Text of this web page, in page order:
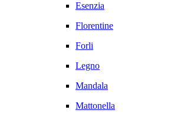
Esenzia
Florentine
Forli
Legno
Mandala
Mattonella